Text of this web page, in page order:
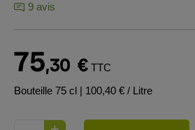
9 avis
75,30 € TTC
Bouteille 75 cl | 100,40 € / Litre